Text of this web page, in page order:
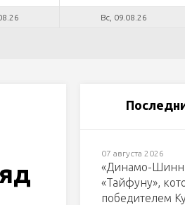
Вс, 09.08.26
07 августа 2026
«Динамо-
«Тайфуну»,
победителем